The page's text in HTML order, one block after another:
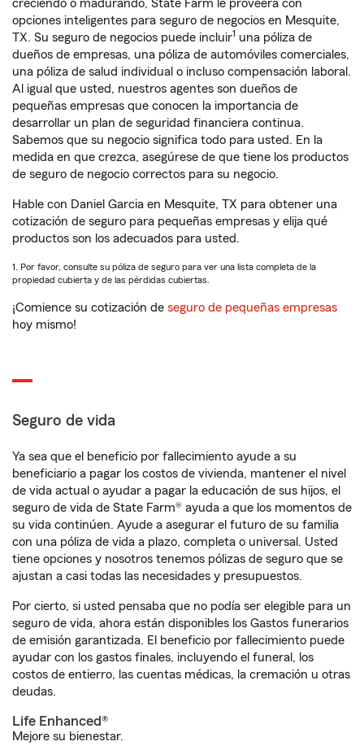
creciendo o madurando, State Farm le proveerá con
opciones inteligentes para seguro de negocios en Mesquite,
TX. Su seguro de negocios puede incluir1 una póliza de
dueños de empresas, una póliza de automóviles comerciales,
una póliza de salud individual o incluso compensación laboral.
Al igual que usted, nuestros agentes son dueños de
pequeñas empresas que conocen la importancia de
desarrollar un plan de seguridad financiera continua.
Sabemos que su negocio significa todo para usted. En la
medida en que crezca, asegúrese de que tiene los productos
de seguro de negocio correctos para su negocio.
Hable con Daniel Garcia en Mesquite, TX para obtener una
cotización de seguro para pequeñas empresas y elija qué
productos son los adecuados para usted.
1. Por favor, consulte su póliza de seguro para ver una lista completa de la
propiedad cubierta y de las pérdidas cubiertas.
¡Comience su cotización de seguro de pequeñas empresas
hoy mismo!
Seguro de vida
Ya sea que el beneficio por fallecimiento ayude a su
beneficiario a pagar los costos de vivienda, mantener el nivel
de vida actual o ayudar a pagar la educación de sus hijos, el
seguro de vida de State Farm® ayuda a que los momentos de
su vida continúen. Ayude a asegurar el futuro de su familia
con una póliza de vida a plazo, completa o universal. Usted
tiene opciones y nosotros tenemos pólizas de seguro que se
ajustan a casi todas las necesidades y presupuestos.
Por cierto, si usted pensaba que no podía ser elegible para un
seguro de vida, ahora están disponibles los Gastos funerarios
de emisión garantizada. El beneficio por fallecimiento puede
ayudar con los gastos finales, incluyendo el funeral, los
costos de entierro, las cuentas médicas, la cremación u otras
deudas.
Life Enhanced®
Mejore su bienestar.